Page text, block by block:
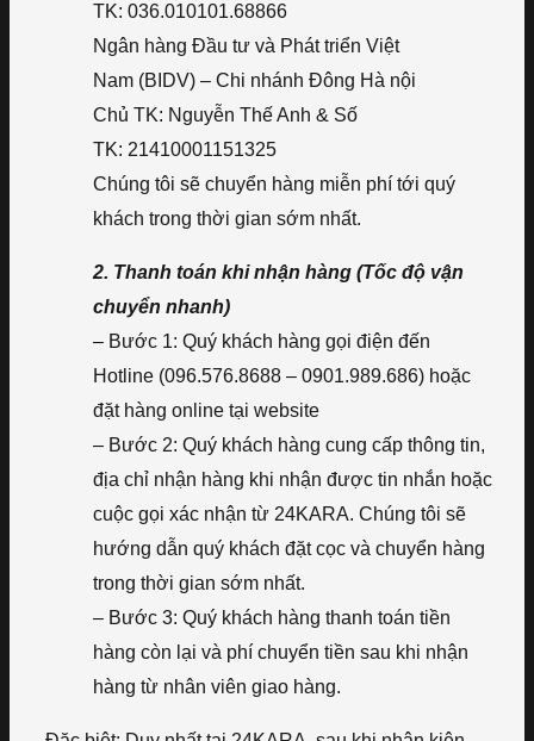
TK: 036.010101.68866
Ngân hàng Đầu tư và Phát triển Việt
Nam (BIDV) – Chi nhánh Đông Hà nội
Chủ TK: Nguyễn Thế Anh & Số
TK: 21410001151325
Chúng tôi sẽ chuyển hàng miễn phí tới quý
khách trong thời gian sớm nhất.
2. Thanh toán khi nhận hàng (Tốc độ vận
chuyển nhanh)
– Bước 1: Quý khách hàng gọi điện đến
Hotline (096.576.8688 – 0901.989.686) hoặc
đặt hàng online tại website
– Bước 2: Quý khách hàng cung cấp thông tin,
địa chỉ nhận hàng khi nhận được tin nhắn hoặc
cuộc gọi xác nhận từ 24KARA. Chúng tôi sẽ
hướng dẫn quý khách đặt cọc và chuyển hàng
trong thời gian sớm nhất.
– Bước 3: Quý khách hàng thanh toán tiền
hàng còn lại và phí chuyển tiền sau khi nhận
hàng từ nhân viên giao hàng.